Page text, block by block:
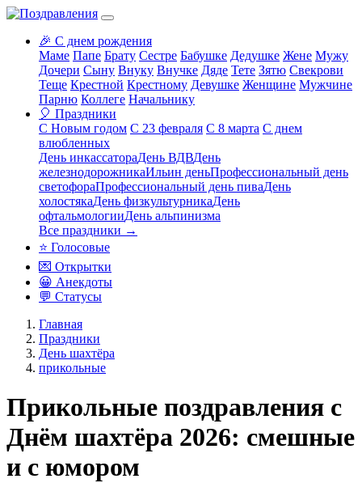
🎉 С днем рождения
Маме Папе Брату Сестре Бабушке Дедушке Жене Мужу
Дочери Сыну Внуку Внучке Дяде Тете Зятю Свекрови
Теще Крестной Крестному Девушке Женщине Мужчине
Парню Коллеге Начальнику
🎈 Праздники
С Новым годом С 23 февраля С 8 марта С днем
влюбленных
День инкассатораДень ВДВДень
железнодорожникаИльин деньПрофессиональный день
светофораПрофессиональный день пиваДень
холостякаДень физкультурникаДень
офтальмологииДень альпинизма
Все праздники →
⭐ Голосовые
💌 Открытки
😀 Анекдоты
💬 Статусы
Главная
Праздники
День шахтёра
прикольные
Прикольные поздравления с
Днём шахтёра 2026: смешные
и с юмором